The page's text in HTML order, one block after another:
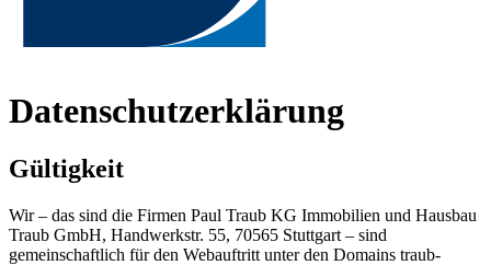
Datenschutzerklärung
Gültigkeit
Wir – das sind die Firmen Paul Traub KG Immobilien und Hausbau
Traub GmbH, Handwerkstr. 55, 70565 Stuttgart – sind
gemeinschaftlich für den Webauftritt unter den Domains traub-